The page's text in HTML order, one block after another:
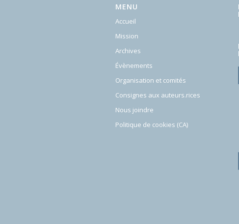
MENU
Accueil
Mission
Archives
Évènements
Organisation et comités
Consignes aux auteurs.rices
Nous joindre
Politique de cookies (CA)